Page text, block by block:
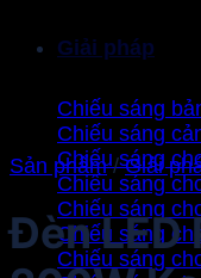
Giải pháp
Chiếu sáng
Chiếu sáng
Chiếu sáng
Chiếu sáng
Chiếu sáng
Chiếu sáng
Chiếu sáng
Sản phẩm / Giải
Đèn LED